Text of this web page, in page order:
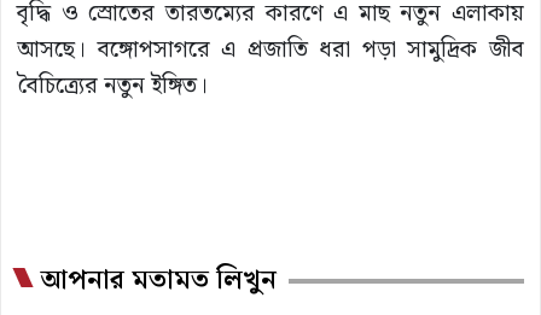
বৃদ্ধি ও স্রোতের তারতম্যের কারণে এ মাছ নতুন এলাকায়
আসছে। বঙ্গোপসাগরে এ প্রজাতি ধরা পড়া সামুদ্রিক জীব
বৈচিত্র্যের নতুন ইঙ্গিত।
আপনার মতামত লিখুন